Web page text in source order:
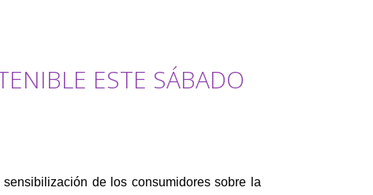
ESTE SÁBADO
de los consumidores sobre la